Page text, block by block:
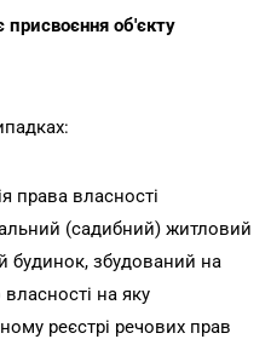
об'єкту
права власності
(садибний) житловий
будинок, збудований на
на яку
реєстрі речових прав